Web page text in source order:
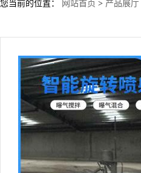
您当前的位置： 网站首页 > 产品展厅